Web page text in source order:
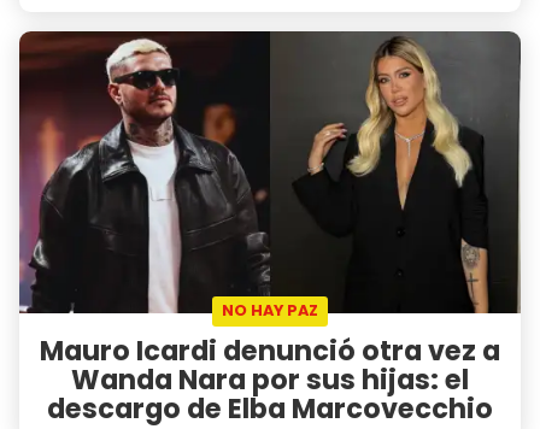
NO HAY PAZ
Mauro Icardi denunció otra vez a
Wanda Nara por sus hijas: el
descargo de Elba Marcovecchio